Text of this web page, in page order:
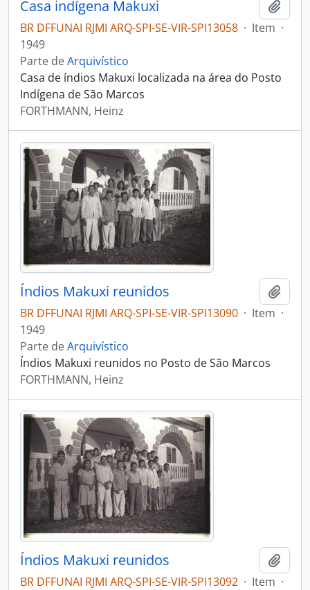
Casa indígena Makuxi
BR DFFUNAI RJMI ARQ-SPI-SE-VIR-SPI13058 · Item ·
1949
Parte deArquivístico
Casa de índios Makuxi localizada na área do Posto
Indígena de São Marcos
FORTHMANN, Heinz
Índios Makuxi reunidos
BR DFFUNAI RJMI ARQ-SPI-SE-VIR-SPI13090 · Item ·
1949
Parte deArquivístico
Índios Makuxi reunidos no Posto de São Marcos
FORTHMANN, Heinz
Índios Makuxi reunidos
BR DFFUNAI RJMI ARQ-SPI-SE-VIR-SPI13092 · Item ·